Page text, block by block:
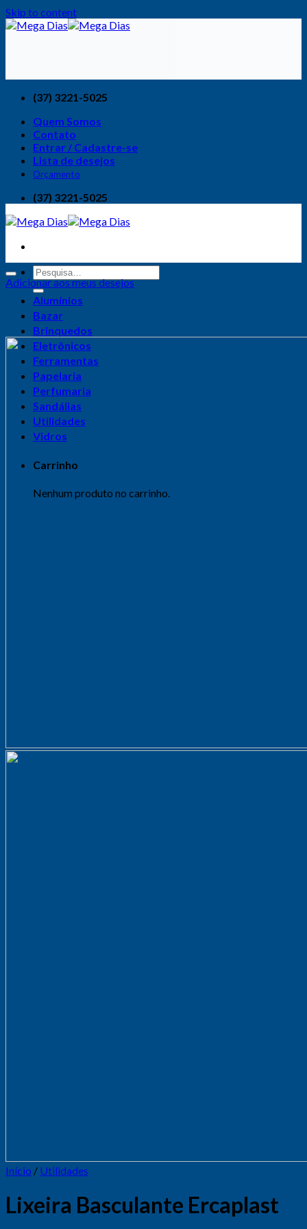
Skip to content
(37) 3221-5025
Quem Somos
Contato
Entrar / Cadastre-se
Lista de desejos
Orçamento
(37) 3221-5025
Alumínios
Bazar
Brinquedos
Eletrônicos
Ferramentas
Papelaria
Perfumaria
Sandálias
Utilidades
Vidros
Carrinho
Nenhum produto no carrinho.
Adicionar aos meus desejos
Início / Utilidades
Lixeira Basculante Ercaplast